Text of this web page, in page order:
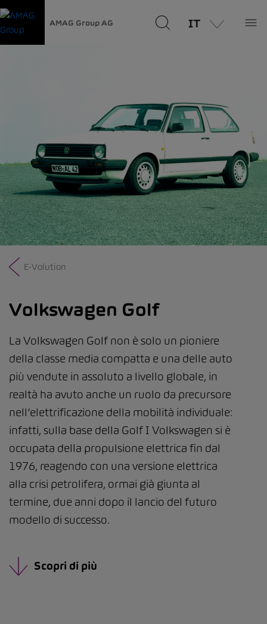
AMAG Group AG IT
E-Volution
Volkswagen Golf
La Volkswagen Golf non è solo un pioniere
della classe media compatta e una delle auto
più vendute in assoluto a livello globale, in
realtà ha avuto anche un ruolo da precursore
nell’elettrificazione della mobilità individuale:
infatti, sulla base della Golf I Volkswagen si è
occupata della propulsione elettrica fin dal
1976, reagendo con una versione elettrica
alla crisi petrolifera, ormai già giunta al
termine, due anni dopo il lancio del futuro
modello di successo.
Scopri di più